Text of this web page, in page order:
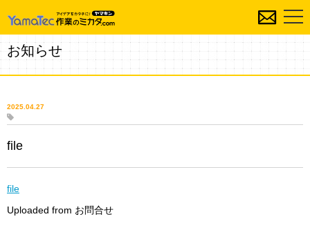
お知らせ
2025.04.27
file
file
Uploaded from お問合せ